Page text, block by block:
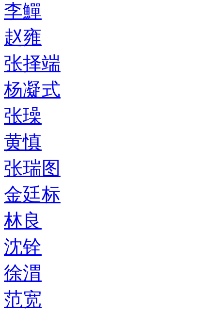
李鱓
赵雍
张择端
杨凝式
张璪
黄慎
张瑞图
金廷标
林良
沈铨
徐渭
范宽